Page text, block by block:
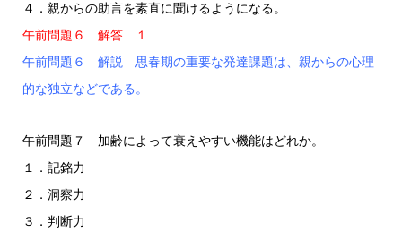
４．親からの助言を素直に聞けるようになる。
午前問題６ 解答 １
午前問題６ 解説 思春期の重要な発達課題は、親からの心理
的な独立などである。
午前問題７ 加齢によって衰えやすい機能はどれか。
１．記銘力
２．洞察力
３．判断力